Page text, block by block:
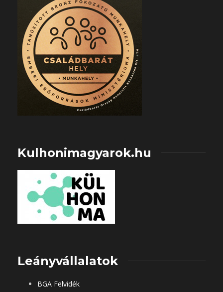
Kulhonimagyarok.hu
Leányvállalatok
BGA Felvidék